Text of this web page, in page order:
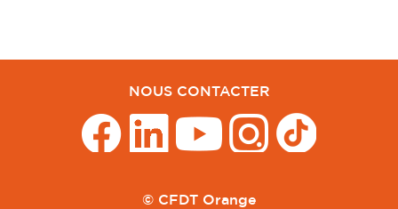
NOUS CONTACTER
© CFDT Orange